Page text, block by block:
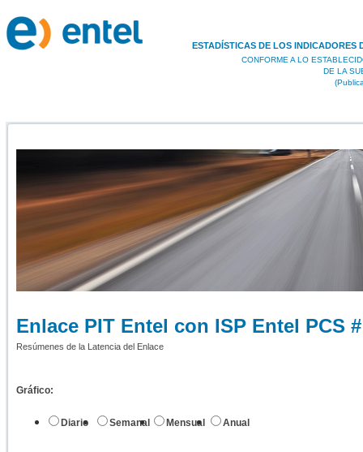
ESTADÍSTICAS DE LOS INDICADORES
CONFORME A LO
DE LA
Enlace PIT Entel con ISP Entel PCS
Resúmenes de la Latencia del Enlace
Gráfico:
Diario Semanal Mensual Anual